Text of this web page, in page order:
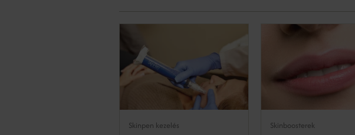
Skinpen kezelés Skinboosterek